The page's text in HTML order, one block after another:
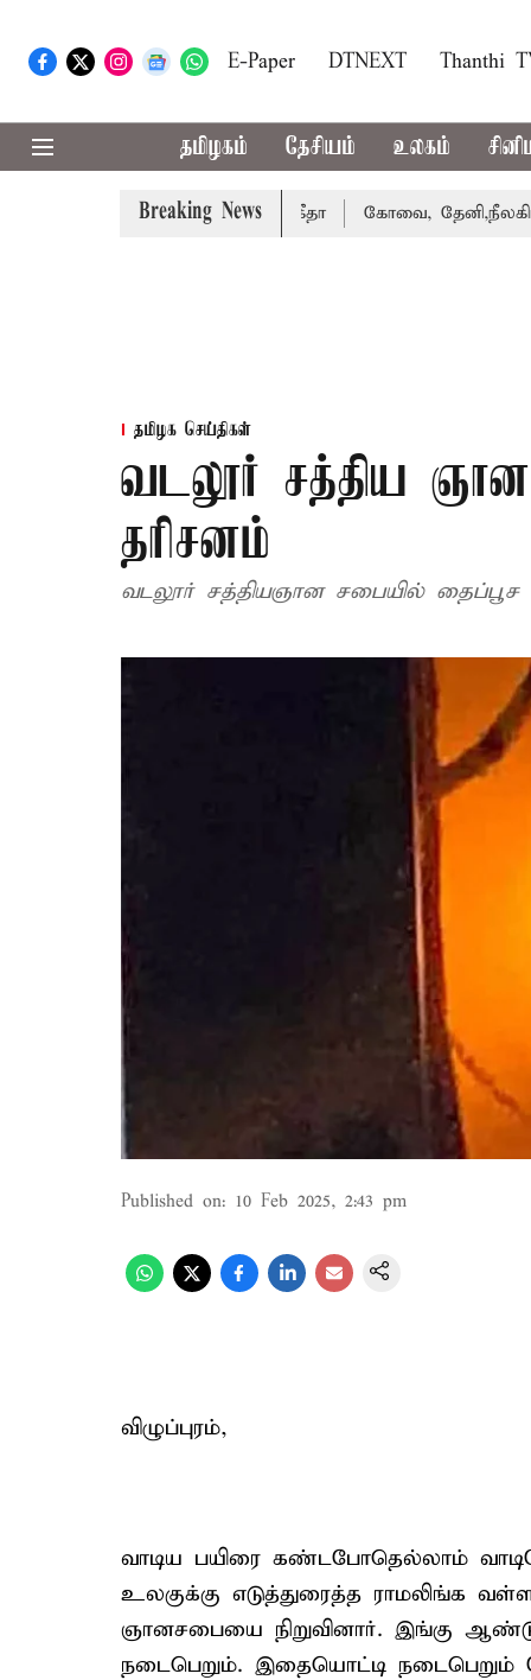
E-Paper DTNEXT Thanthi
தமிழகம் தேசியம் உலகம்
Breaking News
வழக்கை வாபஸ் பெற்றார் சங்கீதா கோவை, தேனி,நீலகிரி
தமிழக செய்திகள்
வடலூர் சத்திய
தரிசனம்
வடலூர் சத்தியஞான சபையில் தைப்பூச
Published on: 10 Feb 2025, 2:43 pm
விழுப்புரம்,
வாடிய பயிரை கண்டபோதெல்லாம்
உலகுக்கு எடுத்துரைத்த ராமலிங்க
ஞானசபையை நிறுவினார். இங்கு
நடைபெறும். இதையொட்டி